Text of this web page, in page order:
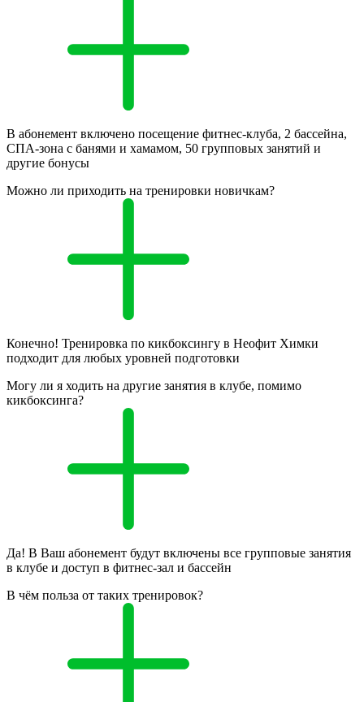
В абонемент включено посещение фитнес-клуба, 2 бассейна,
СПА-зона с банями и хамамом, 50 групповых занятий и
другие бонусы
Можно ли приходить на тренировки новичкам?
Конечно! Тренировка по кикбоксингу в Неофит Химки
подходит для любых уровней подготовки
Могу ли я ходить на другие занятия в клубе, помимо
кикбоксинга?
Да! В Ваш абонемент будут включены все групповые занятия
в клубе и доступ в фитнес-зал и бассейн
В чём польза от таких тренировок?